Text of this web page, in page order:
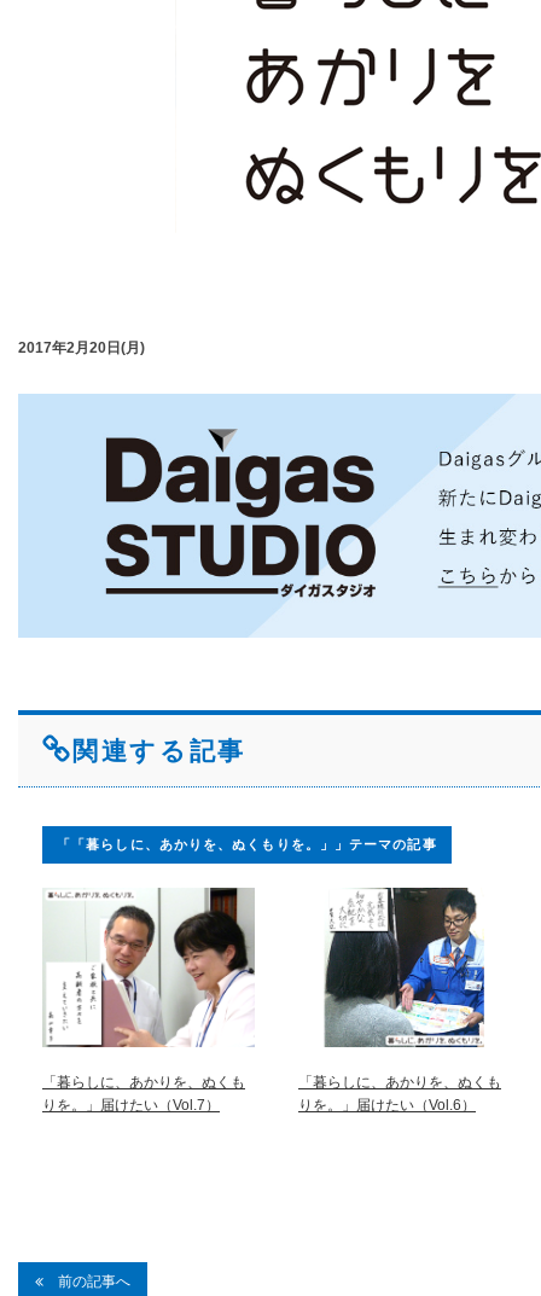
2017年2月20日(月)
関連する記事
「「暮らしに、あかりを、ぬくもりを。」」テーマの記事
「暮らしに、あかりを、ぬくも
りを。」届けたい（Vol.7）
「暮らしに、あかりを、ぬくも
りを。」届けたい（Vol.6）
前の記事へ